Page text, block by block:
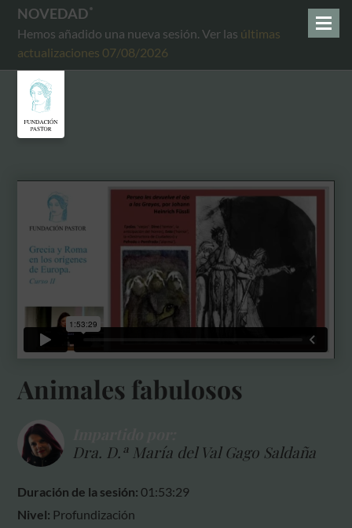
NOVEDAD
Hemos añadido una nueva sesión. Ver las últimas
actualizaciones 07/08/2026
Animales fabulosos
Dra. D.ª María del Val Gago Saldaña
Duración de la sesión:01:53:29
Nivel: Profundización